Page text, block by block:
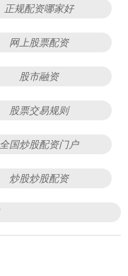
正规配资哪家好
网上股票配资
股市融资
股票交易规则
全国炒股配资门户
炒股炒股配资